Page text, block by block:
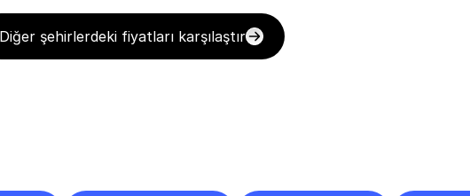
Diğer şehirlerdeki fiyatları karşılaştır